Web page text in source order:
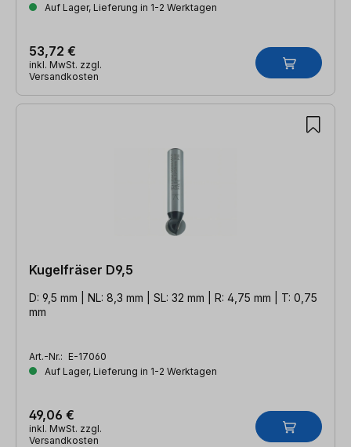
Auf Lager, Lieferung in 1-2 Werktagen
53,72 €
inkl. MwSt. zzgl.
Versandkosten
Kugelfräser D9,5
D: 9,5 mm | NL: 8,3 mm | SL: 32 mm | R: 4,75 mm | T: 0,75
mm
Art.-Nr.: E-17060
Auf Lager, Lieferung in 1-2 Werktagen
49,06 €
inkl. MwSt. zzgl.
Versandkosten